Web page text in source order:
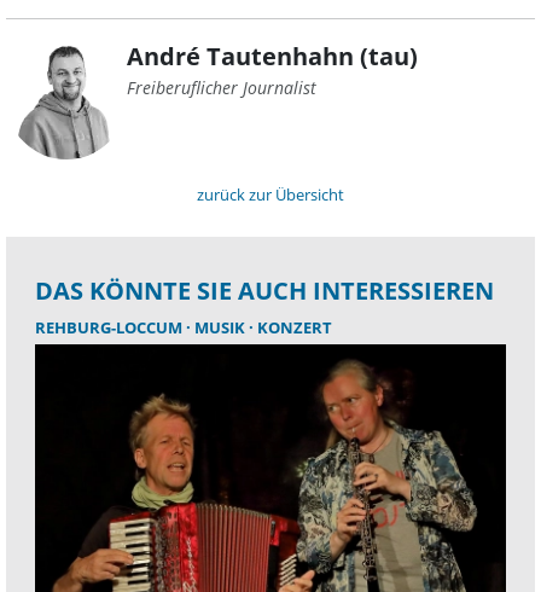
André Tautenhahn (tau)
Freiberuflicher Journalist
zurück zur Übersicht
DAS KÖNNTE SIE AUCH INTERESSIEREN
REHBURG-LOCCUM MUSIK KONZERT